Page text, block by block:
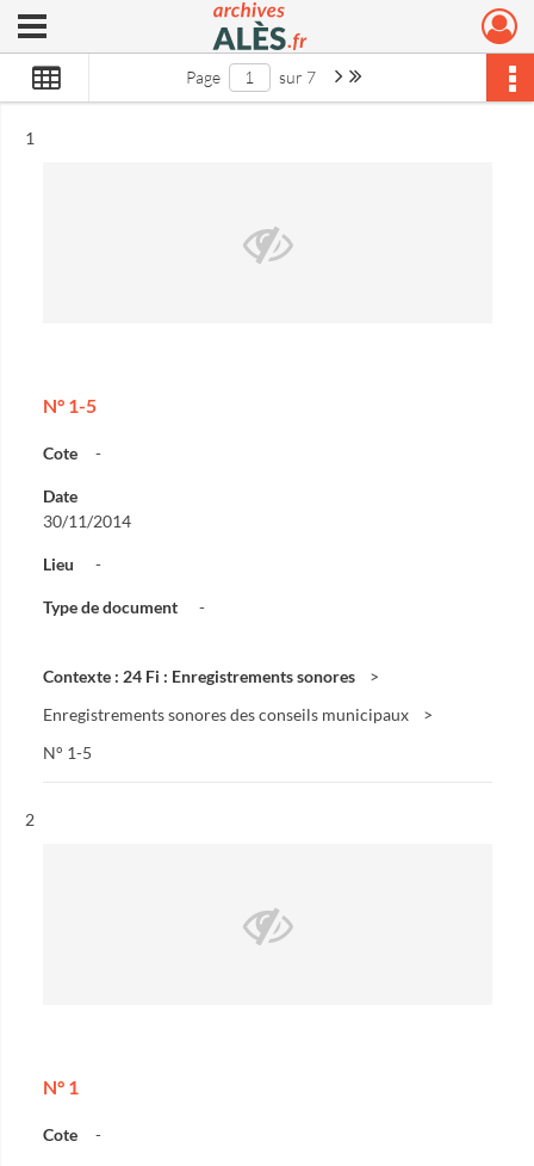
Archives municipales d'Alès
Ouvrir le menu déroulant
Page sur 7 Page suivante : 1/7
Résultat n°
1
N° 1-5
Cote -
Date
30/11/2014
Lieu -
Type de document -
Contexte : 24 Fi : Enregistrements sonores
Enregistrements sonores des conseils municipaux
N° 1-5
Résultat n°
2
N° 1
Cote -